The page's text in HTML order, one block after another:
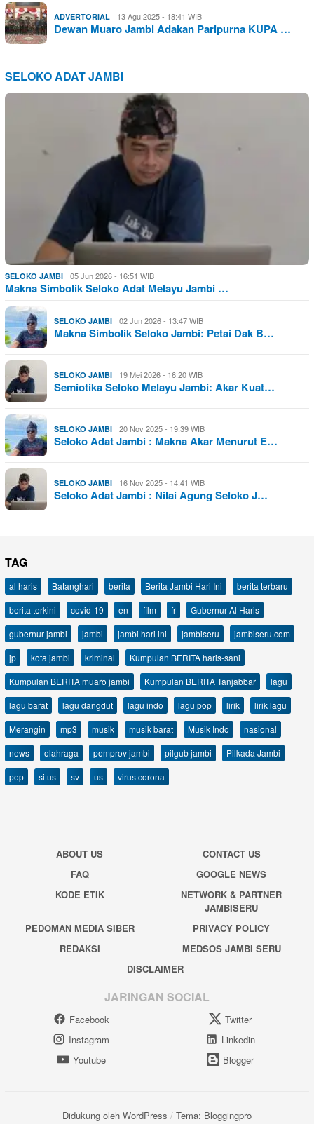
ADVERTORIAL 13 Agu 2025 - 18:41 WIB
Dewan Muaro Jambi Adakan Paripurna KUPA …
SELOKO ADAT JAMBI
SELOKO JAMBI 05 Jun 2026 - 16:51 WIB
Makna Simbolik Seloko Adat Melayu Jambi …
SELOKO JAMBI 02 Jun 2026 - 13:47 WIB
Makna Simbolik Seloko Jambi: Petai Dak B…
SELOKO JAMBI 19 Mei 2026 - 16:20 WIB
Semiotika Seloko Melayu Jambi: Akar Kuat…
SELOKO JAMBI 20 Nov 2025 - 19:39 WIB
Seloko Adat Jambi : Makna Akar Menurut E…
SELOKO JAMBI 16 Nov 2025 - 14:41 WIB
Seloko Adat Jambi : Nilai Agung Seloko J…
TAG
al haris Batanghari berita Berita Jambi Hari Ini
berita terbaru
berita terkini
covid-19 en film fr
Gubernur Al Haris
gubernur jambi
jambi jambi hari ini jambiseru
jambiseru.com
jp
kota jambi kriminal
Kumpulan BERITA haris-sani
Kumpulan BERITA muaro jambi
Kumpulan BERITA Tanjabbar
lagu
lagu barat
lagu dangdut lagu indo lagu pop lirik
lirik lagu
Merangin
mp3 musik musik barat Musik Indo
nasional
news
olahraga pemprov jambi pilgub jambi
Pilkada Jambi
pop
situs sv us virus corona
ABOUT US
CONTACT US
FAQ
GOOGLE NEWS
KODE ETIK
NETWORK & PARTNER
JAMBISERU
PEDOMAN MEDIA SIBER
PRIVACY POLICY
REDAKSI
MEDSOS JAMBI SERU
DISCLAIMER
JARINGAN SOCIAL
Facebook
Twitter
Instagram
Linkedin
Youtube
Blogger
Didukung oleh WordPress / Tema: Bloggingpro